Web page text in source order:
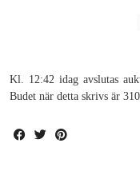
Kl. 12:42 idag avslutas
Budet när detta skrivs är